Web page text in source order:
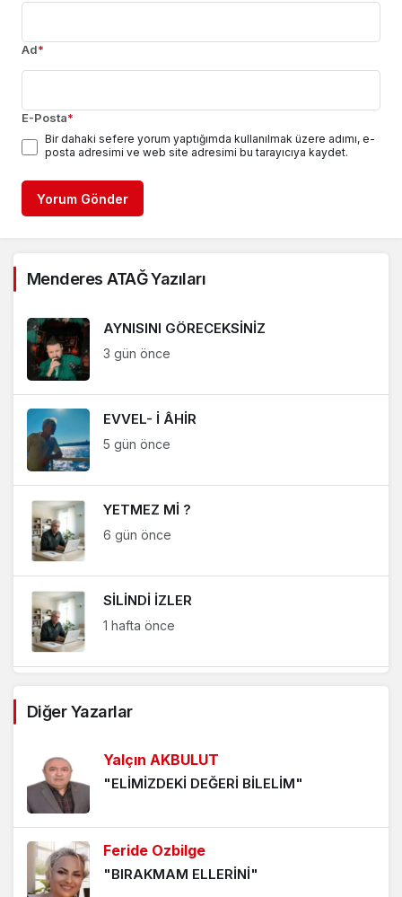
Ad*
E-Posta*
Bir dahaki sefere yorum yaptığımda kullanılmak üzere adımı, e-
posta adresimi ve web site adresimi bu tarayıcıya kaydet.
Yorum Gönder
Menderes ATAĞ Yazıları
AYNISINI GÖRECEKSİNİZ
3 gün önce
EVVEL- İ ÂHİR
5 gün önce
YETMEZ Mİ ?
6 gün önce
SİLİNDİ İZLER
1 hafta önce
1 hafta önce
KÖRDÜĞÜM
YETMEZ Mİ ?
Diğer Yazarlar
Yalçın AKBULUT
"ELİMİZDEKİ DEĞERİ BİLELİM"
Feride Ozbilge
"BIRAKMAM ELLERİNİ"